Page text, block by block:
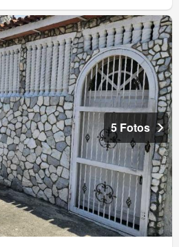
5 Fotos